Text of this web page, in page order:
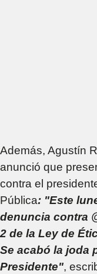
Además, Agustín
anunció que
contra el
Pública: "Este
denuncia contra
2 de la Ley de
Se acabó la joda
Presidente",